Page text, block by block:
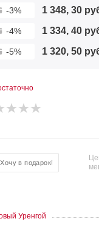
-3% 1 348, 30
-4% 1 334, 40
-5% 1 320, 50
Хочу в подарок!
Уренгой